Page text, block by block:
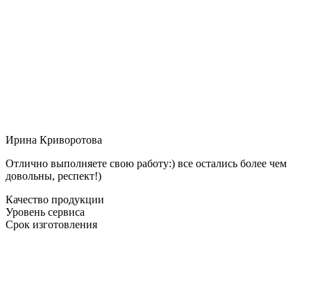
Ирина Криворотова
Отлично выполняете свою работу:) все остались более чем
довольны, респект!)
Качество продукции
Уровень сервиса
Срок изготовления